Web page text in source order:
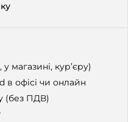
у магазині, кур’єру)
в офісі чи онлайн
(без ПДВ)